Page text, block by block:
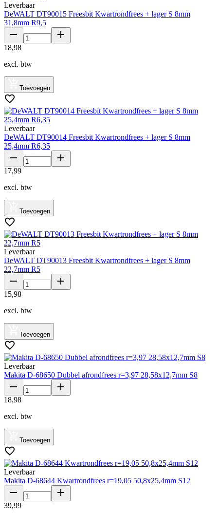
Leverbaar
DeWALT DT90015 Freesbit Kwartrondfrees + lager S 8mm
31,8mm R9,5
18,98
excl. btw
Toevoegen
Leverbaar
DeWALT DT90014 Freesbit Kwartrondfrees + lager S 8mm
25,4mm R6,35
17,99
excl. btw
Toevoegen
Leverbaar
DeWALT DT90013 Freesbit Kwartrondfrees + lager S 8mm
22,7mm R5
15,98
excl. btw
Toevoegen
Leverbaar
Makita D-68650 Dubbel afrondfrees r=3,97 28,58x12,7mm S8
18,98
excl. btw
Toevoegen
Leverbaar
Makita D-68644 Kwartrondfrees r=19,05 50,8x25,4mm S12
39,99